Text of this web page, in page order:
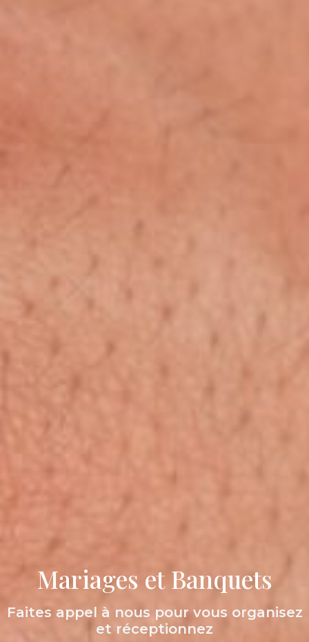
Mariages et Banquets
Faites appel à nous pour vous organisez
et réceptionnez